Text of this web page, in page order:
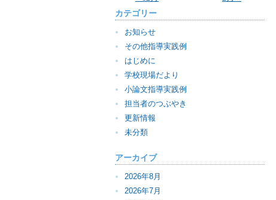
カテゴリー
お知らせ
その他指導実践例
はじめに
学校現場だより
小論文指導実践例
担当者のつぶやき
更新情報
未分類
アーカイブ
2026年8月
2026年7月